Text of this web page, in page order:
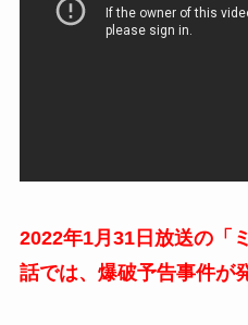
2022年1月31日放送の「
話では、爆破予告事件が